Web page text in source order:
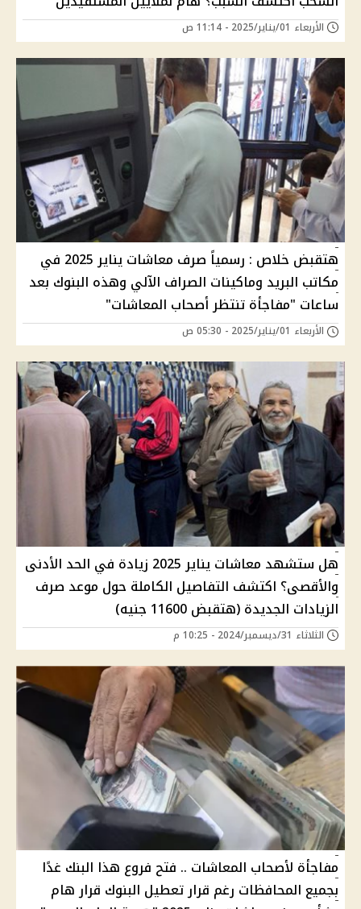
الأربعاء 01/يناير/2025 - 11:14 ص
هتقبض خلاص : رسمياً صرف معاشات يناير 2025 في
مكاتب البريد وماكينات الصراف الآلي وهذه البنوك بعد
ساعات "مفاجأة تنتظر أصحاب المعاشات"
الأربعاء 01/يناير/2025 - 05:30 ص
هل ستشهد معاشات يناير 2025 زيادة في الحد الأدنى
والأقصى؟ اكتشف التفاصيل الكاملة حول موعد صرف
الزيادات الجديدة (هتقبض 11600 جنيه)
الثلاثاء 31/ديسمبر/2024 - 10:25 م
مفاجأة لأصحاب المعاشات .. فتح فروع هذا البنك غدًا
بجميع المحافظات رغم قرار تعطيل البنوك قرار هام